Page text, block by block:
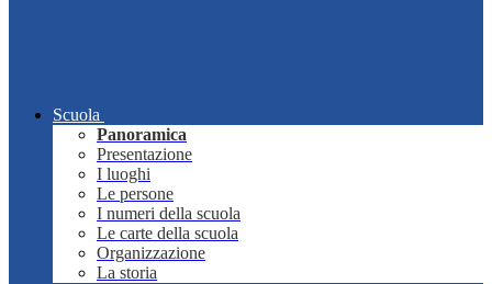
Scuola
Panoramica
Presentazione
I luoghi
Le persone
I numeri della scuola
Le carte della scuola
Organizzazione
La storia